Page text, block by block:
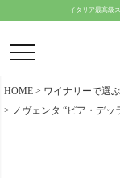
イタリア最高級
HOME ワイナリーで選ぶ
ノヴェンタ “ピア・デッ